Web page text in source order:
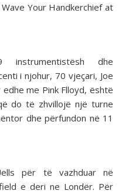
Your Handkerchief at
instrumentistësh dhe
i njohur, 70 vjeçari, Joe
edhe me Pink Flloyd, është
do të zhvillojë një turne
dhe përfundon në 11
për të vazhduar në
e deri ne Londër. Për